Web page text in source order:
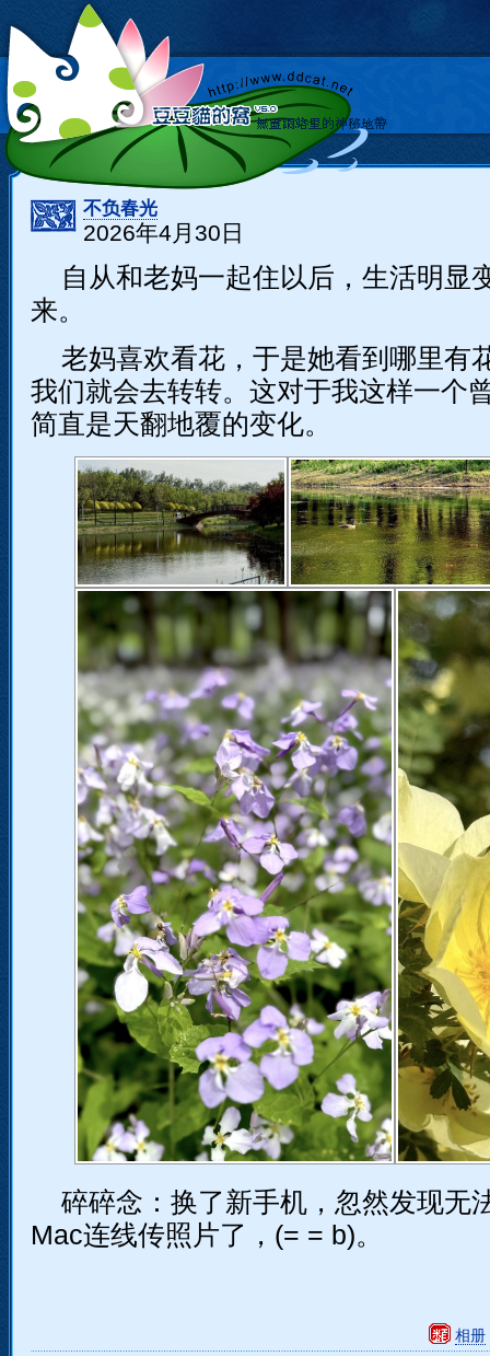
不负春光
2026年4月30日
自从和老妈一起住以后，生活明显
来。
老妈喜欢看花，于是她看到哪里有
我们就会去转转。这对于我这样一个
简直是天翻地覆的变化。
碎碎念：换了新手机，忽然发现无
Mac连线传照片了，(= = b)。
相册